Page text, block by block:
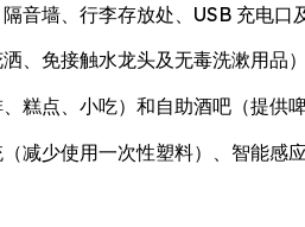
音墙、行李存放处、USB 充电口
、免接触水龙头及无毒洗漱用品
糕点、小吃）和自助酒吧（提供
减少使用一次性塑料）、智能感